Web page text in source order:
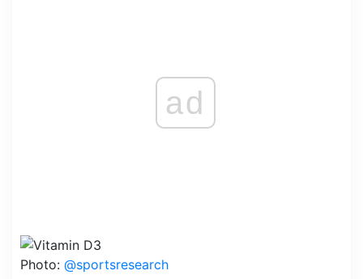
ad
Photo: @sportsresearch